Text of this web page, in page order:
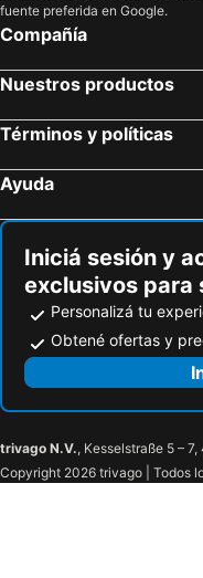
fuente preferida en Google.
Compañía
Nuestros productos
Términos y políticas
Ayuda
Iniciá sesión y
exclusivos para
Personalizá tu
Obtené ofertas y
trivago N.V., Kesselstraße 5 –
Copyright 2026 trivago | Todos